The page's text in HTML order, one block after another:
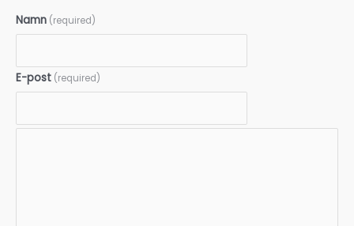
Namn (required)
E-post (required)